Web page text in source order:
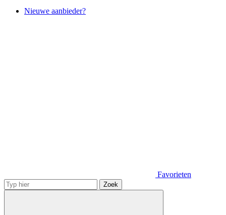
Nieuwe aanbieder?
Favorieten
Zoek